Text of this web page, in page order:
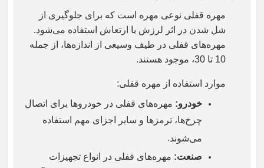
مهره قفلی نوعی مهره است که برای جلوگیری از
شل شدن در اثر لرزش یا ارتعاش استفاده می‌شود.
مهره‌های قفلی در طیف وسیعی از اندازه‌ها، از جمله
10 تا 30، موجود هستند
.
موارد استفاده از مهره قفلی:
خودرو: مهره‌های قفلی در خودروها برای اتصال
چرخ‌ها، ترمزها و سایر اجزای مهم استفاده
می‌شوند.
صنعت: مهره‌های قفلی در انواع تجهیزات